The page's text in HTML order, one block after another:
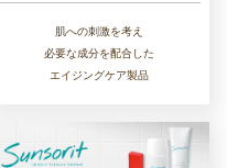
肌への刺激を考え
必要な成分を配合した
エイジングケア製品